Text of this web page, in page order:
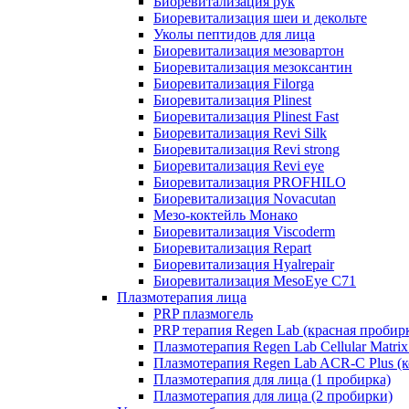
Биоревитализация шеи и декольте
Уколы пептидов для лица
Биоревитализация мезовартон
Биоревитализация мезоксантин
Биоревитализация Filorga
Биоревитализация Plinest
Биоревитализация Plinest Fast
Биоревитализация Revi Silk
Биоревитализация Revi strong
Биоревитализация Revi eye
Биоревитализация PROFHILO
Биоревитализация Novacutan
Мезо-коктейль Монако
Биоревитализация Viscoderm
Биоревитализация Repart
Биоревитализация Hyalrepair
Биоревитализация MesoEye C71
Плазмотерапия лица
PRP плазмогель
PRP терапия Regen Lab (красная
Плазмотерапия Regen Lab Cellular
Плазмотерапия Regen Lab ACR-C Plus
Плазмотерапия для лица (1 пробирка)
Плазмотерапия для лица (2 пробирки)